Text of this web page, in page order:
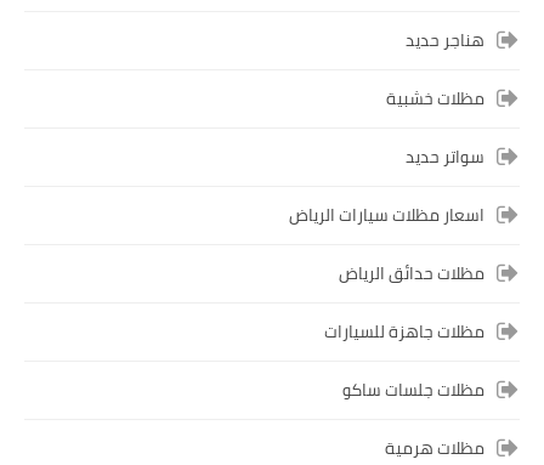
هناجر حديد
مظلات خشبية
سواتر حديد
اسعار مظلات سيارات الرياض
مظلات حدائق الرياض
مظلات جاهزة للسيارات
مظلات جلسات ساكو
مظلات هرمية